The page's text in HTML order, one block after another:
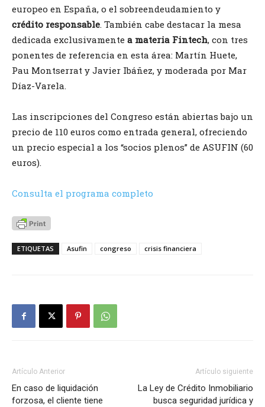
europeo en España, o el sobreendeudamiento y
crédito responsable. También cabe destacar la mesa
dedicada exclusivamente a materia Fintech, con tres
ponentes de referencia en esta área: Martín Huete,
Pau Montserrat y Javier Ibáñez, y moderada por Mar
Díaz-Varela.
Las inscripciones del Congreso están abiertas bajo un
precio de 110 euros como entrada general, ofreciendo
un precio especial a los “socios plenos” de ASUFIN (60
euros).
Consulta el programa completo
ETIQUETAS Asufin congreso crisis financiera
Artículo Anterior
En caso de liquidación
forzosa, el cliente tiene
Artículo siguiente
La Ley de Crédito Inmobiliario
busca seguridad jurídica y